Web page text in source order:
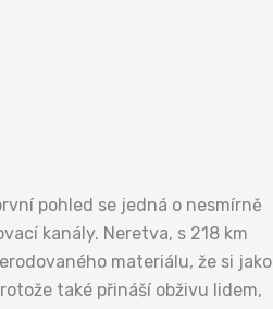
pohled se jedná o nesmírně
kanály. Neretva, s 218 km
materiálu, že si jako
také přináší obživu lidem,